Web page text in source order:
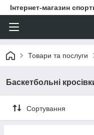
Інтернет-магазин
Товари та послуги
Баскетбольні
Сортування